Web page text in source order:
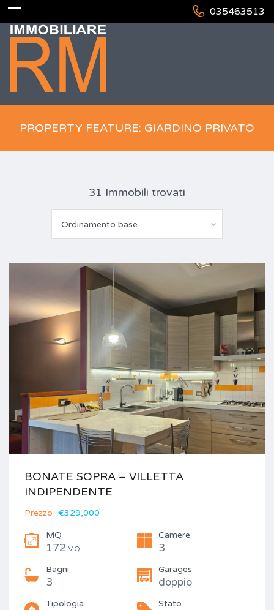
035463513
PROPERTY FEATURE: GIARDINO PRIVATO
31 Immobili trovati
Ordinamento base
BONATE SOPRA – VILLETTA
INDIPENDENTE
Prezzo €329,000
MQ
172 MQ.
Camere
3
Bagni
3
Garages
doppio
Tipologia Stato